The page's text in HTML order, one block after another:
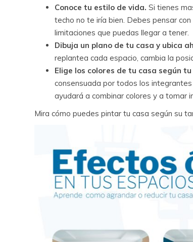
Conoce tu estilo de vida.Si tienes
techo no te iría bien. Debes pensar
limitaciones que puedas llegar a tener.
Dibuja un plano de tu casa y ubica
replantea cada espacio, cambia la
Elige los colores de tu casa según
consensuada por todos los
ayudará a combinar colores y a tomar
Mira cómo puedes pintar tu casa según su